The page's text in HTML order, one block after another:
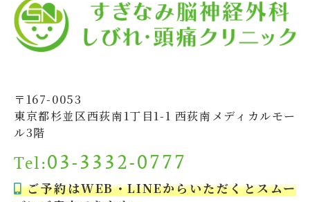
〒167-0053
東京都杉並区西荻南1丁目1-1 西荻南メディカルモー
ル3階
Tel:03-3332-0777
ご予約はWEB・LINEからいただくとスムー